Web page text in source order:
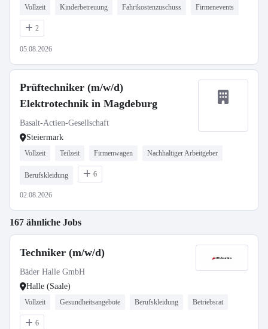
Vollzeit Kinderbetreuung Fahrtkostenzuschuss Firmenevents
2
05.08.2026
Prüftechniker (m/w/d)
Elektrotechnik in Magdeburg
Basalt-Actien-Gesellschaft
Steiermark
Vollzeit Teilzeit Firmenwagen Nachhaltiger Arbeitgeber
Berufskleidung 6
02.08.2026
167 ähnliche Jobs
Techniker (m/w/d)
Bäder Halle GmbH
Halle (Saale)
Vollzeit Gesundheitsangebote Berufskleidung Betriebsrat
6